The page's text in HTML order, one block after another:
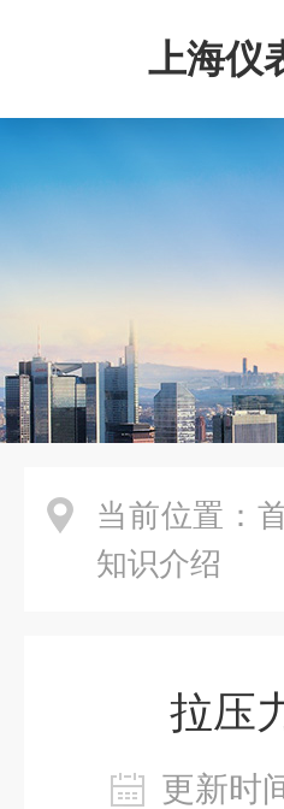
上海仪
当前位置：
知识介绍
拉压
更新